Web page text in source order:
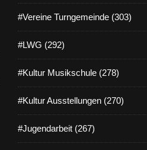
#Vereine Turngemeinde (303)
#LWG (292)
#Kultur Musikschule (278)
#Kultur Ausstellungen (270)
#Jugendarbeit (267)